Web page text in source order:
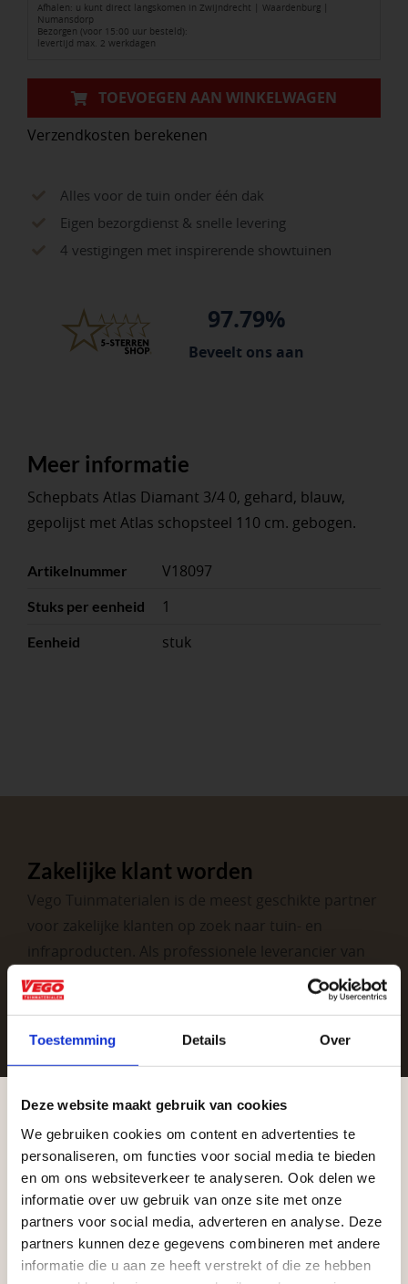
Toestemming Details Over
Deze website maakt gebruik van cookies
We gebruiken cookies om content en advertenties te
personaliseren, om functies voor social media te bieden
en om ons websiteverkeer te analyseren. Ook delen we
informatie over uw gebruik van onze site met onze
partners voor social media, adverteren en analyse. Deze
partners kunnen deze gegevens combineren met andere
informatie die u aan ze heeft verstrekt of die ze hebben
3/4
0
gehard
en
gepolijst,
ATLAS
schopsteel
110
aantal
Afhalen: u kunt direct langskomen in Zwijndrecht | Waardenburg |
Numansdorp
Bezorgen (voor 15:00 uur besteld):
levertijd max. 2 werkdagen
TOEVOEGEN AAN WINKELWAGEN
Verzendkosten berekenen
Alles voor de tuin onder één dak
Eigen bezorgdienst & snelle levering
4 vestigingen met inspirerende showtuinen
97.79%
Beveelt ons aan
Meer informatie
Schepbats Atlas Diamant 3/4 0, gehard, blauw,
gepolijst met Atlas schopsteel 110 cm. gebogen.
Artikelnummer V18097
Stuks per eenheid 1
Eenheid stuk
Zakelijke klant worden
Vego Tuinmaterialen is de meest geschikte partner
voor zakelijke klanten op zoek naar tuin- en
infraproducten. Als professionele leverancier van
tuinmaterialen bieden wij een breed assortiment
aan producten van topkwaliteit. Lees meer over de
Vrijblijvend advies?
Aangepaste openingstijden tijdens de
vakantieperiode
Waardenburg en Vego Dordrecht hanteren tijdens
de vakantieperiode aangepaste openingstijden op
zaterdag. Bekijk de vestigingspagina voor de